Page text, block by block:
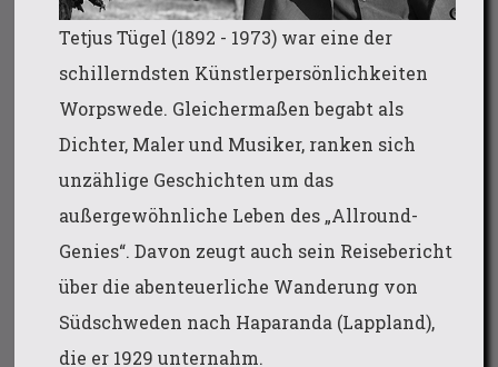
Tetjus Tügel (1892 - 1973) war eine der
schillerndsten Künstlerpersönlichkeiten
Worpswede. Gleichermaßen begabt als
Dichter, Maler und Musiker, ranken sich
unzählige Geschichten um das
außergewöhnliche Leben des „Allround-
Genies“. Davon zeugt auch sein Reisebericht
über die abenteuerliche Wanderung von
Südschweden nach Haparanda (Lappland),
die er 1929 unternahm.